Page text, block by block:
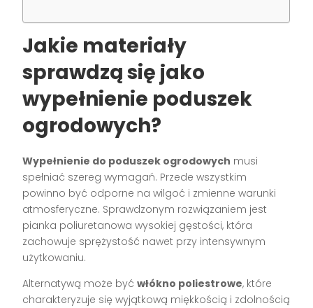
Jakie materiały
sprawdzą się jako
wypełnienie poduszek
ogrodowych?
Wypełnienie do poduszek ogrodowych musi
spełniać szereg wymagań. Przede wszystkim
powinno być odporne na wilgoć i zmienne warunki
atmosferyczne. Sprawdzonym rozwiązaniem jest
pianka poliuretanowa wysokiej gęstości, która
zachowuje sprężystość nawet przy intensywnym
użytkowaniu.
Alternatywą może byćwłókno poliestrowe, które
charakteryzuje się wyjątkową miękkością i zdolnością